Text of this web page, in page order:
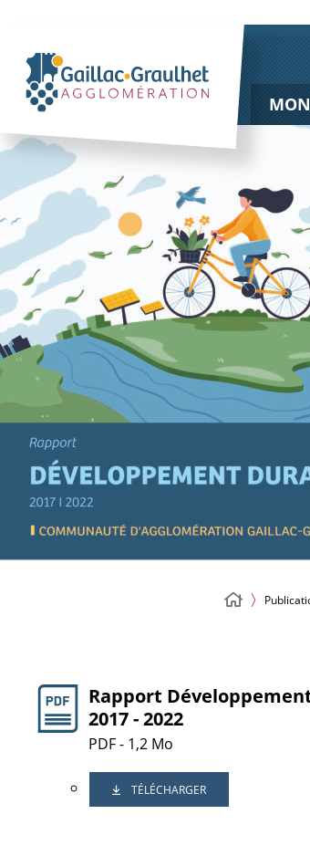
Rapport
2017 - 2022
PDF - 1,2 Mo
TÉLÉCHARGER